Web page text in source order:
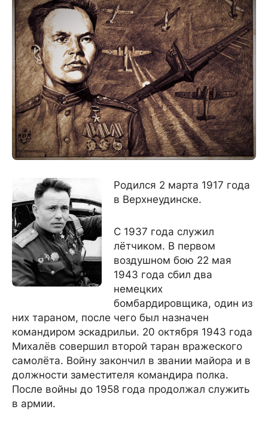
Родился 2 марта 1917 года
в Верхнеудинске.
С 1937 года служил
лётчиком. В первом
воздушном бою 22 мая
1943 года сбил два
немецких
бомбардировщика, один из
них тараном, после чего был назначен
командиром эскадрильи. 20 октября 1943 года
Михалёв совершил второй таран вражеского
самолёта. Войну закончил в звании майора и в
должности заместителя командира полка.
После войны до 1958 года продолжал служить
в армии.